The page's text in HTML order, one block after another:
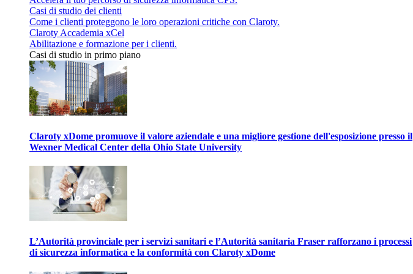
Casi di studio dei clienti
Come i clienti proteggono le loro operazioni critiche con Claroty.
Claroty Accademia xCel
Abilitazione e formazione per i clienti.
Casi di studio in primo piano
Claroty xDome promuove il valore aziendale e una migliore gestione dell'esposizione presso il
Wexner Medical Center della Ohio State University
L’Autorità provinciale per i servizi sanitari e l’Autorità sanitaria Fraser rafforzano i processi
di sicurezza informatica e la conformità con Claroty xDome